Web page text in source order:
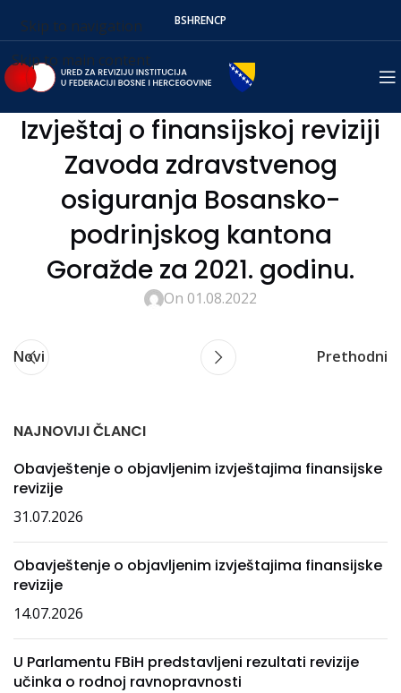
Skip to navigation
Skip to main content
BSHRENСР
Izvještaj o finansijskoj reviziji
Zavoda zdravstvenog
osiguranja Bosansko-
podrinjskog kantona
Goražde za 2021. godinu.
On 01.08.2022
Novi Prethodni
NAJNOVIJI ČLANCI
Obavještenje o objavljenim izvještajima finansijske
revizije
31.07.2026
Obavještenje o objavljenim izvještajima finansijske
revizije
14.07.2026
U Parlamentu FBiH predstavljeni rezultati revizije
učinka o rodnoj ravnopravnosti